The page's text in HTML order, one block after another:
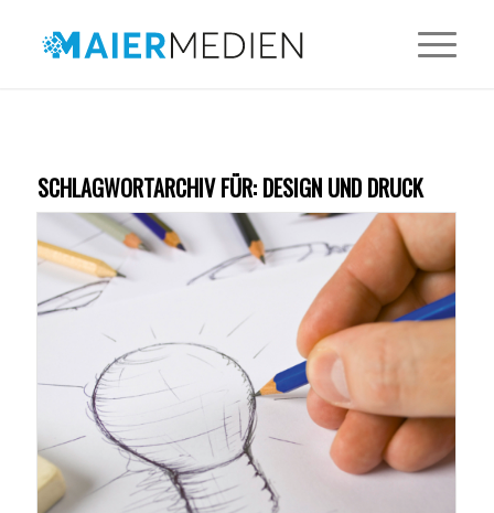
SCHLAGWORTARCHIV FÜR: DESIGN UND DRUCK